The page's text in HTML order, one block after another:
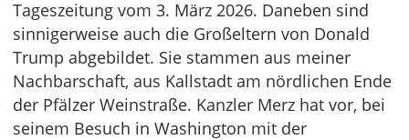
Tageszeitung vom 3. März 2026. Daneben sind
sinnigerweise auch die Großeltern von Donald
Trump abgebildet. Sie stammen aus meiner
Nachbarschaft, aus Kallstadt am nördlichen Ende
der Pfälzer Weinstraße. Kanzler Merz hat vor, bei
seinem Besuch in Washington mit der